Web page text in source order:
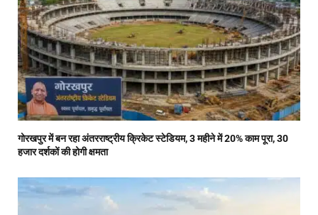
गोरखपुर में बन रहा अंतरराष्ट्रीय क्रिकेट स्टेडियम, 3 महीने में 20% काम पूरा, 30
हजार दर्शकों की होगी क्षमता